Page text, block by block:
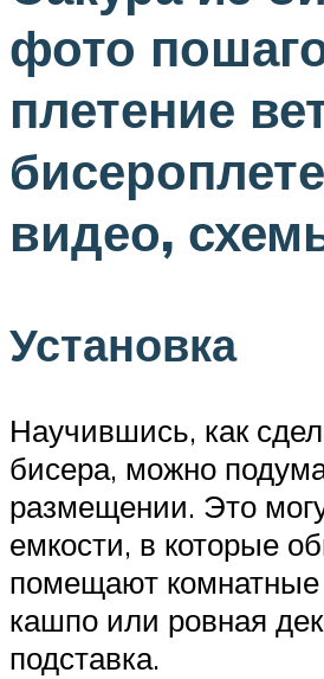
фото
плетение
видео,
Установка
Научившись, как
бисера, можно
размещении. Это
емкости, в которые
помещают комнатные
кашпо или ровная
подставка.